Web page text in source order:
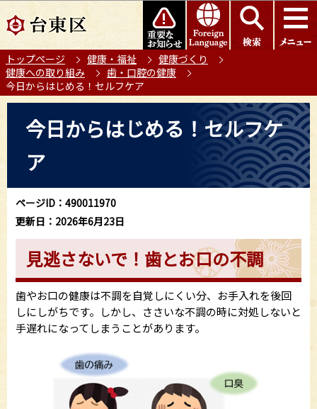
の
ー
ジ
の
このページの本文へ移動
トップページ 健康・福祉
健康づくり
健康への取り組み
歯・口腔の健康
今日からはじめる！セルフケア
ら
今日からはじめる！セルフケ
ア
ページID：490011970
更新日：2026年6月23日
見逃さないで！歯とお口の不調
歯やお口の健康は不調を自覚しにくい分、お手入れを後回
しにしがちです。しかし、ささいな不調の時に対処しないと
手遅れになってしまうことがあります。